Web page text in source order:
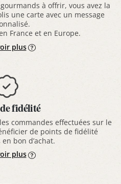
à offrir, vous avez la
une carte avec un message
France et en Europe.
plus
fidélité
commandes effectuées sur le
de points de fidélité
bon d’achat.
plus